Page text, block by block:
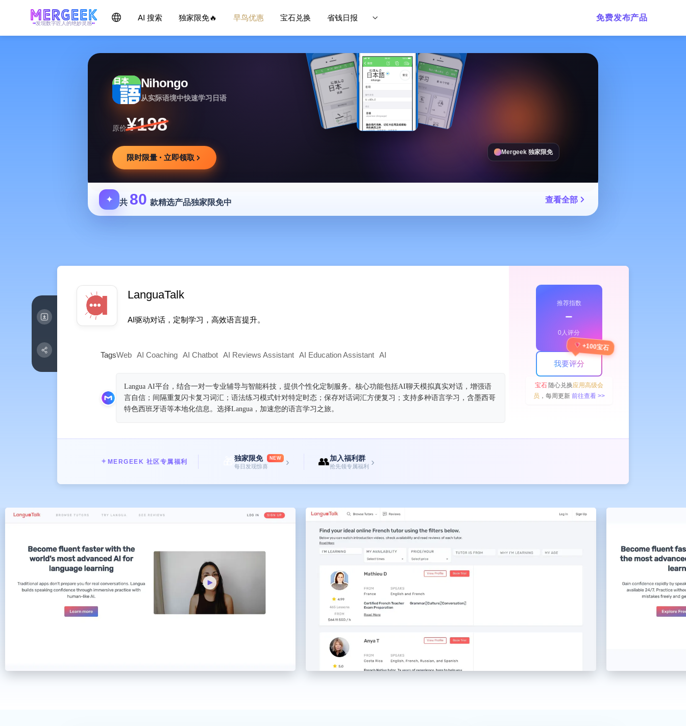
发现数字匠人的绝妙灵感
AI 搜索 独家限免🔥 早鸟优惠 宝石兑换 省钱日报 免费发布产品
Nihongo
从实际语境中快速学习日语
原价¥198
限时限量 · 立即领取
Mergeek 独家限免
✦ 共 80 款精选产品独家限免中 查看全部
LanguaTalk
AI驱动对话，定制学习，高效语言提升。
TagsWeb AI Coaching AI Chatbot AI Reviews Assistant AI Education Assistant AI
Langua AI平台，结合一对一专业辅导与智能科技，提供个性化定制服务。核心功能包括AI聊天模拟真实对话，增强语
言自信；间隔重复闪卡复习词汇；语法练习模式针对特定时态；保存对话词汇方便复习；支持多种语言学习，含墨西哥
特色西班牙语等本地化信息。选择Langua，加速您的语言学习之旅。
推荐指数
﹣
0人评分
我要评分
+100宝石
宝石随心兑换应用高级会
员 ，每周更新 前往查看 >>
✦ MERGEEK 社区专属福利 独家限免 NEW
每日发现惊喜 › 👥加入福利群
抢先领专属福利 ›